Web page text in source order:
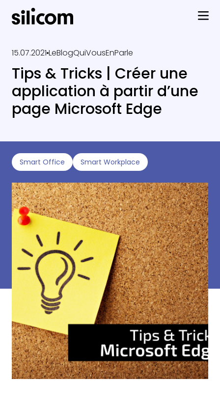
15.07.2021 LeBlogQuiVousEnParle
Tips & Tricks | Créer une
application à partir d’une
page Microsoft Edge
Smart Office Smart Workplace